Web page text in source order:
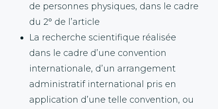
de personnes physiques, dans le cadre
du 2° de l’article
La recherche scientifique réalisée
dans le cadre d’une convention
internationale, d’un arrangement
administratif international pris en
application d’une telle convention, ou